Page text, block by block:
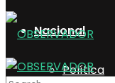
Nacional
Política